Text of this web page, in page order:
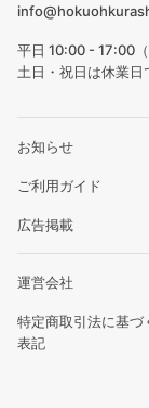
平日 10:00 - 17:00
土日・祝日は休業日
お知らせ
ご利用ガイド
広告掲載
運営会社
特定商取引法に基づ
表記